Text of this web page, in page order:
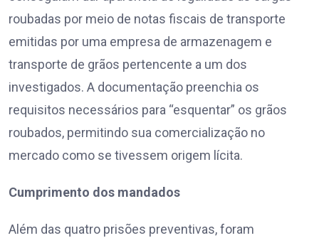
roubadas por meio de notas fiscais de transporte
emitidas por uma empresa de armazenagem e
transporte de grãos pertencente a um dos
investigados. A documentação preenchia os
requisitos necessários para “esquentar” os grãos
roubados, permitindo sua comercialização no
mercado como se tivessem origem lícita.
Cumprimento dos mandados
Além das quatro prisões preventivas, foram